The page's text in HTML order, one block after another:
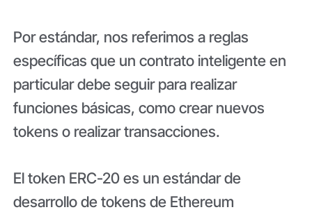
Por estándar, nos referimos a reglas
específicas que un contrato inteligente en
particular debe seguir para realizar
funciones básicas, como crear nuevos
tokens o realizar transacciones.
El token ERC-20 es un estándar de
desarrollo de tokens de Ethereum